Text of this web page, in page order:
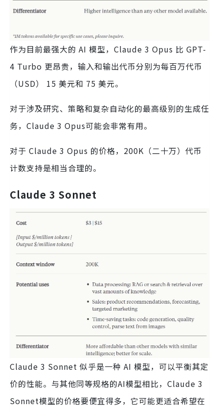
作为目前最强大的 AI 模型，Claude 3 Opus 比 GPT-
4 Turbo 更昂贵，输入和输出代币分别为每百万代币
（USD） 15 美元和 75 美元。
对于涉及研究、策略和复杂自动化的最高级别的生成任
务，Claude 3 Opus可能会非常有用。
对于 Claude 3 Opus 的价格，200K（二十万）代币
计数支持是相当合理的。
Claude 3 Sonnet
Claude 3 Sonnet 似乎是一种 AI 模型，可以平衡其定
价的性能。与其他同等规格的AI模型相比，Claude 3
Sonnet模型的价格要便宜得多，它可能更适合希望在